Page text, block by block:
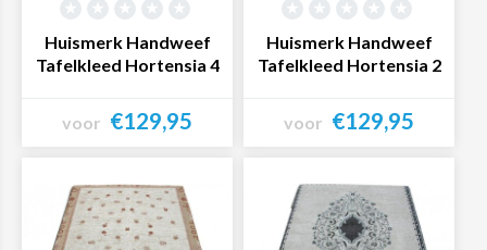
Huismerk Handweef
Tafelkleed Hortensia 4
voor €129,95
Huismerk Handweef
Tafelkleed Hortensia 2
voor €129,95